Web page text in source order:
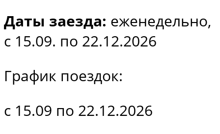
Даты заезда: еженедельно,
с 15.09. по 22.12.2026
График поездок:
с 15.09 по 22.12.2026